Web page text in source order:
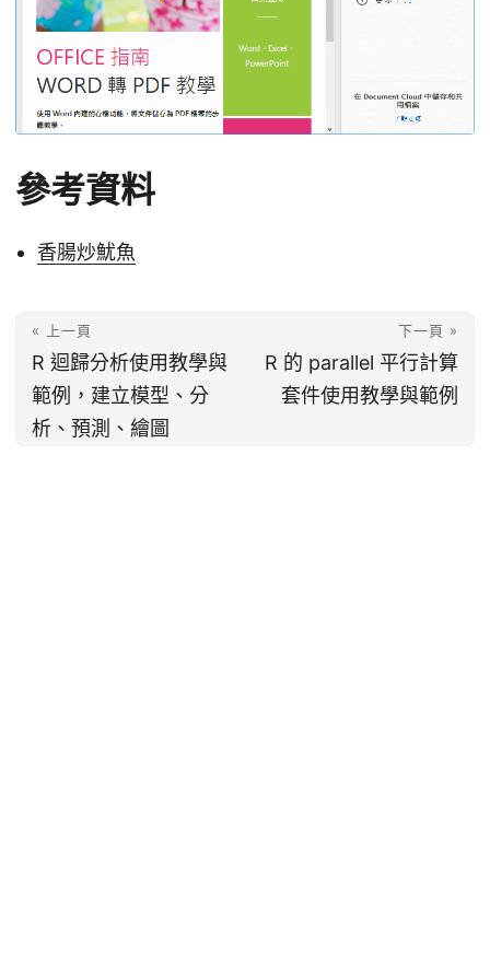
參考資料
香腸炒魷魚
« 上一頁
R 迴歸分析使用教學與
範例，建立模型、分
析、預測、繪圖
下一頁 »
R 的 parallel 平行計算
套件使用教學與範例